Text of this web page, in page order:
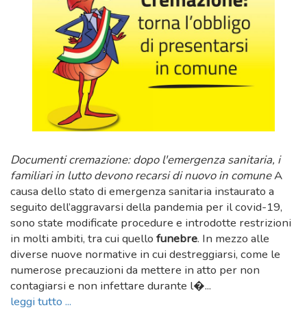
Documenti cremazione: dopo l'emergenza sanitaria, i
familiari in lutto devono recarsi di nuovo in comuneA
causa dello stato di emergenza sanitaria instaurato a
seguito dell’aggravarsi della pandemia per il covid-19,
sono state modificate procedure e introdotte restrizioni
in molti ambiti, tra cui quello funebre. In mezzo alle
diverse nuove normative in cui destreggiarsi, come le
numerose precauzioni da mettere in atto per non
contagiarsi e non infettare durante l�...
leggi tutto ...